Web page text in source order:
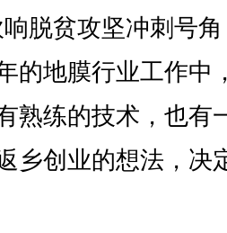
脱贫攻坚冲刺号
的地膜行业工作中
熟练的技术，也有
乡创业的想法，决